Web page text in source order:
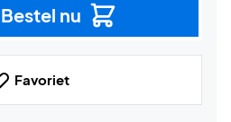
Bestel nu
Favoriet